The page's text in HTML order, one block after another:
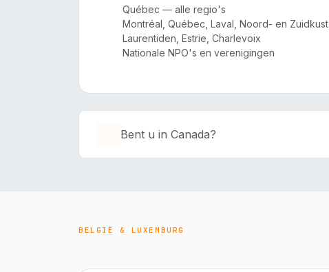
Québec — alle regio's
Montréal, Québec, Laval, Noord- en Zuidkust
Laurentiden, Estrie, Charlevoix
Nationale NPO's en verenigingen
Bent u in Canada?
BELGIË & LUXEMBURG